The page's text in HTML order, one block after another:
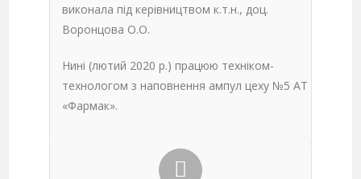
виконала під керівництвом к.т.н., доц.
Воронцова О.О.
Нині (лютий 2020 р.) працюю техніком-
технологом з наповнення ампул цеху №5 АТ
«Фармак».